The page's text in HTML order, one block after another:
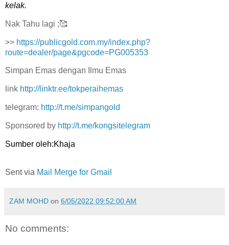
kelak.
Nak Tahu lagi ;🥰
>> https://publicgold.com.my/index.php?
route=dealer/page&pgcode=PG005353
Simpan Emas dengan Ilmu Emas
link http://linktr.ee/tokperaihemas
telegram: http://t.me/simpangold
Sponsored by http://t.me/kongsitelegram
Sumber oleh:Khaja
Sent via Mail Merge for Gmail
ZAM MOHD on 6/05/2022 09:52:00 AM
No comments: